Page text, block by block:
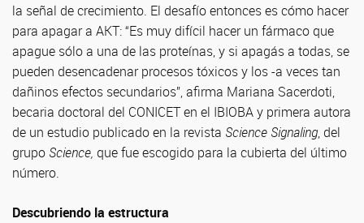
la señal de crecimiento. El desafío entonces es cómo hacer
para apagar a AKT: “Es muy difícil hacer un fármaco que
apague sólo a una de las proteínas, y si apagás a todas, se
pueden desencadenar procesos tóxicos y los -a veces tan
dañinos efectos secundarios”, afirma Mariana Sacerdoti,
becaria doctoral del CONICET en el IBIOBA y primera autora
de un estudio publicado en la revista Science Signaling, del
grupo Science, que fue escogido para la cubierta del último
número.
Descubriendo la estructura